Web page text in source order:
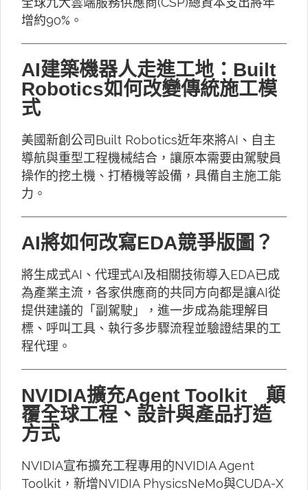
增約90%。
AI建築機器人走進工地：Built
Robotics如何改變傳統施工模
式
美國新創公司Built Robotics近年來將AI、自主
導航與重型工程機械結合，讓原本需要由駕駛員
操作的挖土機、打樁機等設備，具備自主施工能
力。
AI將如何改寫EDA競爭版圖？
將生成式AI、代理式AI及相關技術導入EDA已成
為產業主流，各家供應商的共同方向都是讓AI從
提供建議的「副駕駛」，進一步成為能理解目
標、呼叫工具、執行多步驟流程並驗證結果的工
程代理。
NVIDIA擴充Agent Toolkit 顛
覆全球工程、設計與產品打造
方式
NVIDIA宣布擴充工程專用的NVIDIA Agent
Toolkit，新增NVIDIA PhysicsNeMo與CUDA-X